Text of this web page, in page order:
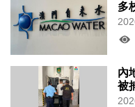
多
內
被